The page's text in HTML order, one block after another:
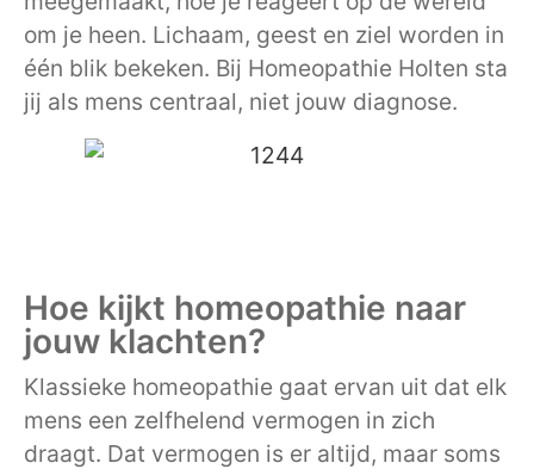
om je heen. Lichaam, geest en ziel worden in
één blik bekeken. Bij Homeopathie Holten sta
jij als mens centraal, niet jouw diagnose.
Hoe kijkt homeopathie naar
jouw klachten?
Klassieke homeopathie gaat ervan uit dat elk
mens een zelfhelend vermogen in zich
draagt. Dat vermogen is er altijd, maar soms